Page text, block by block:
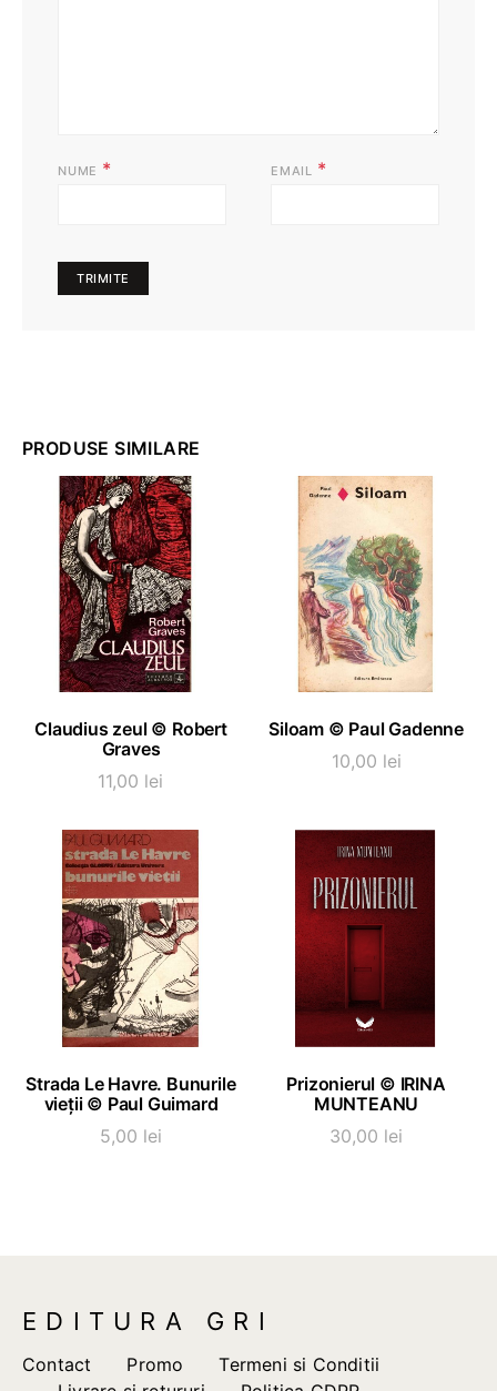
NUME * EMAIL *
PRODUSE SIMILARE
ADAUGĂ ÎN COȘ
Claudius zeul © Robert
Graves
11,00 lei
ADAUGĂ ÎN COȘ
Siloam © Paul Gadenne
10,00 lei
ADAUGĂ ÎN COȘ
Strada Le Havre. Bunurile
vieții © Paul Guimard
5,00 lei
ADAUGĂ ÎN COȘ
Prizonierul © IRINA
MUNTEANU
30,00 lei
EDITURA GRI
Contact Promo
Termeni si Conditii